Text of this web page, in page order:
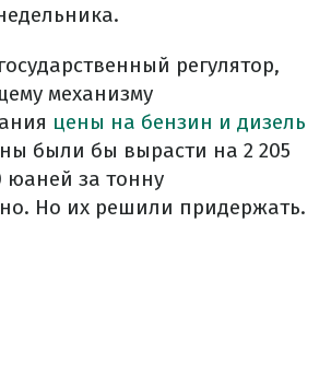
регулятор,
механизму
цены на бензин и дизель
были бы вырасти на 2 205
юаней за тонну
Но их решили придержать.